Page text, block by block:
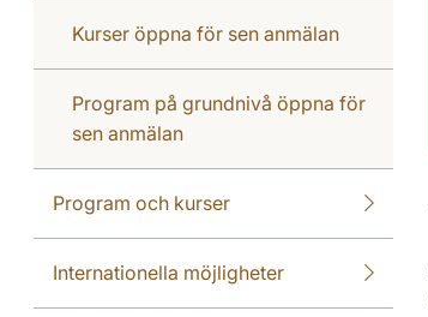
Kurser öppna för sen anmälan
Program på grundnivå öppna för
sen anmälan
Program och kurser
Internationella möjligheter